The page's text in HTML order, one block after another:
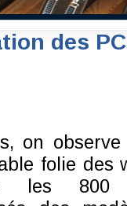
des PC
on
folie des
les 800